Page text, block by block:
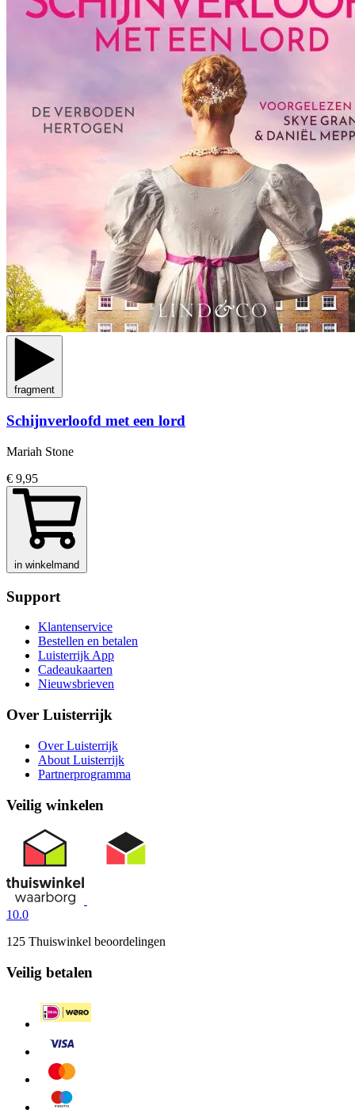
fragment
Schijnverloofd met een lord
Mariah Stone
€ 9,95
in winkelmand
Support
Klantenservice
Bestellen en betalen
Luisterrijk App
Cadeaukaarten
Nieuwsbrieven
Over Luisterrijk
Over Luisterrijk
About Luisterrijk
Partnerprogramma
Veilig winkelen
10.0
125 Thuiswinkel beoordelingen
Veilig betalen